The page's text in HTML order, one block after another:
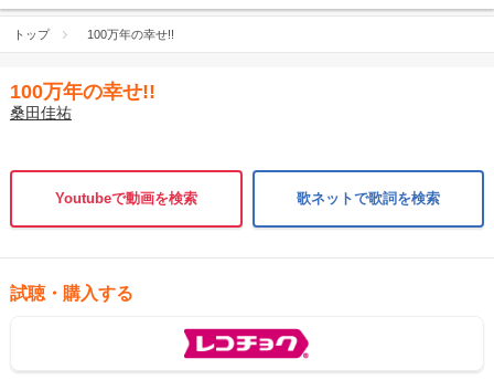
トップ 100万年の幸せ!!
100万年の幸せ!!
桑田佳祐
Youtubeで動画を検索 歌ネットで歌詞を検索
試聴・購入する